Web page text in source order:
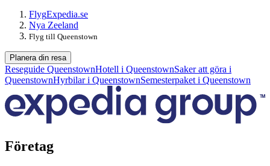
FlygExpedia.se
Nya Zeeland
Flyg till Queenstown
Planera din resa
Reseguide QueenstownHotell i QueenstownSaker att göra i
QueenstownHyrbilar i QueenstownSemesterpaket i Queenstown
Företag